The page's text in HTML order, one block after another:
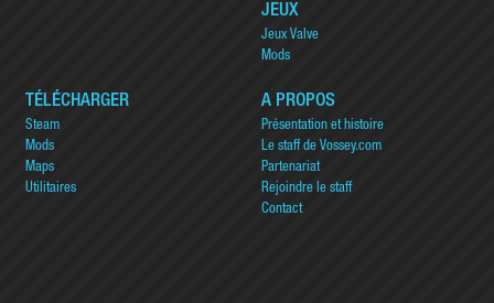
JEUX
Jeux Valve
Mods
TÉLÉCHARGER
Steam
Mods
Maps
Utilitaires
A PROPOS
Présentation et histoire
Le staff de Vossey.com
Partenariat
Rejoindre le staff
Contact